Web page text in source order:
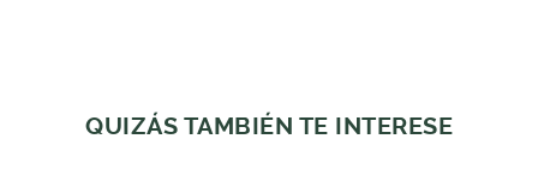
QUIZÁS TAMBIÉN TE INTERESE